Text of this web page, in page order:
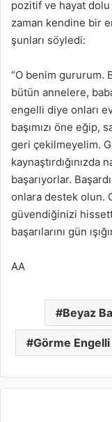
pozitif ve hayat
zaman kendine bir
şunları söyledi:
“O benim gururum.
bütün annelere,
engelli diye onları
başımızı öne eğip,
geri çekilmeyelim.
kaynaştırdığınızda
başarıyorlar.
onlara destek olun.
güvendiğinizi
başarılarını gün
AA
Beyaz
Görme Engelli